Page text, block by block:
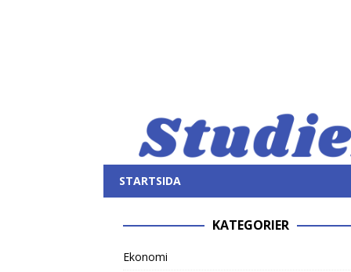
STARTSIDA
KATEGORIER
Ekonomi